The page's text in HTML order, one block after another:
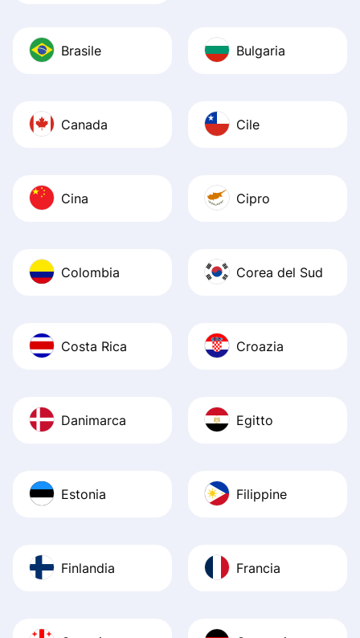
Brasile Bulgaria
Canada Cile
Cina Cipro
Colombia Corea del Sud
Costa Rica Croazia
Danimarca Egitto
Estonia Filippine
Finlandia Francia